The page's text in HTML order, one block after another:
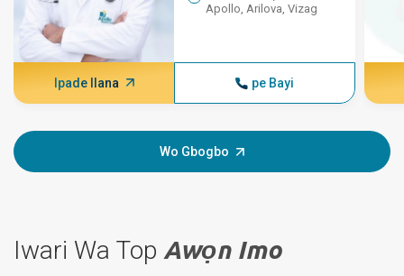
Apollo, Arilova, Vizag
Ipade Ilana pe Bayi
Wo Gbogbo
Iwari Wa Top Awọn Imo